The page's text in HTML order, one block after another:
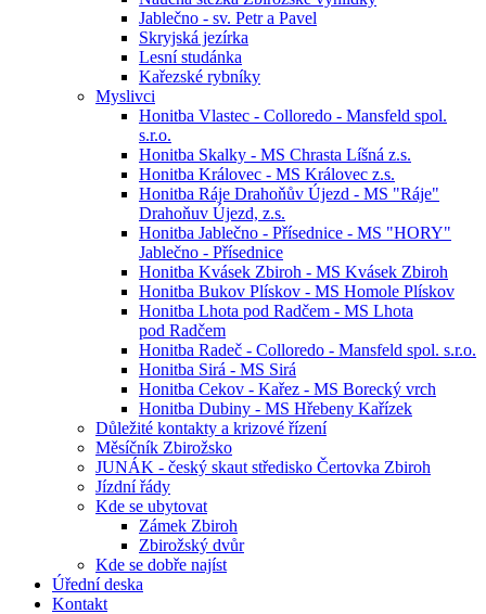
Jablečno - sv. Petr a Pavel
Skryjská jezírka
Lesní studánka
Kařezské rybníky
Myslivci
Honitba Vlastec - Colloredo - Mansfeld spol.
s.r.o.
Honitba Skalky - MS Chrasta Líšná z.s.
Honitba Královec - MS Královec z.s.
Honitba Ráje Drahoňův Újezd - MS "Ráje"
Drahoňuv Újezd, z.s.
Honitba Jablečno - Přísednice - MS "HORY"
Jablečno - Přísednice
Honitba Kvásek Zbiroh - MS Kvásek Zbiroh
Honitba Bukov Plískov - MS Homole Plískov
Honitba Lhota pod Radčem - MS Lhota
pod Radčem
Honitba Radeč - Colloredo - Mansfeld spol. s.r.o.
Honitba Sirá - MS Sirá
Honitba Cekov - Kařez - MS Borecký vrch
Honitba Dubiny - MS Hřebeny Kařízek
Důležité kontakty a krizové řízení
Měsíčník Zbirožsko
JUNÁK - český skaut středisko Čertovka Zbiroh
Jízdní řády
Kde se ubytovat
Zámek Zbiroh
Zbirožský dvůr
Kde se dobře najíst
Úřední deska
Kontakt